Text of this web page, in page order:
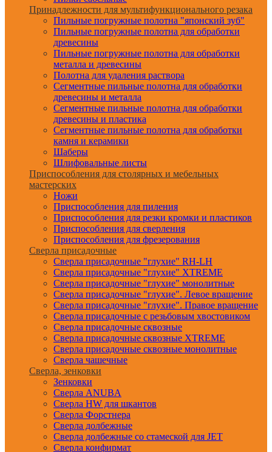
Принадлежности для мультифункционального резака
Пильные погружные полотна "японский зуб"
Пильные погружные полотна для обработки
древесины
Пильные погружные полотна для обработки
металла и древесины
Полотна для удаления раствора
Сегментные пильные полотна для обработки
древесины и металла
Сегментные пильные полотна для обработки
древесины и пластика
Сегментные пильные полотна для обработки
камня и керамики
Шаберы
Шлифовальные листы
Приспособления для столярных и мебельных
мастерских
Ножи
Приспособления для пиления
Приспособления для резки кромки и пластиков
Приспособления для сверления
Приспособления для фрезерования
Сверла присадочные
Сверла присадочные "глухие" RH-LH
Сверла присадочные "глухие" XTREME
Сверла присадочные "глухие" монолитные
Сверла присадочные "глухие". Левое вращение
Сверла присадочные "глухие". Правое вращение
Сверла присадочные с резьбовым хвостовиком
Сверла присадочные сквозные
Сверла присадочные сквозные XTREME
Сверла присадочные сквозные монолитные
Сверла чашечные
Сверла, зенковки
Зенковки
Сверла ANUBA
Сверла HW для шкантов
Сверла Форстнера
Сверла долбежные
Сверла долбежные со стамеской для JET
Сверла конфирмат